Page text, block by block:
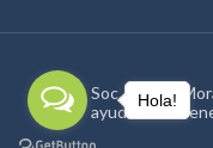
Soc. Héctor
ayudamos a
Hola!